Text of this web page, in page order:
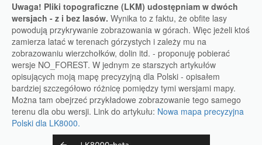
Uwaga! Pliki topograficzne (LKM) udostępniam w dwóch
wersjach - z i bez lasów. Wynika to z faktu, że obfite lasy
powodują przykrywanie zobrazowania w górach. Więc jeżeli ktoś
zamierza latać w terenach górzystych i zależy mu na
zobrazowaniu wierzchołków, dolin itd. - proponuję pobierać
wersje NO_FOREST. W jednym ze starszych artykułów
opisujących moją mapę precyzyjną dla Polski - opisałem
bardziej szczegółowo różnicę pomiędzy tymi wersjami mapy.
Można tam obejrzeć przykładowe zobrazowanie tego samego
terenu dla obu wersji. Link do artykułu: Nowa mapa precyzyjna
Polski dla LK8000.